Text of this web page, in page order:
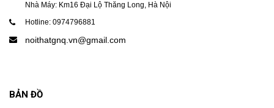
Nhà Máy: Km16 Đại Lộ Thăng Long, Hà Nội
Hotline: 0974796881
noithatgnq.vn@gmail.com
BẢN ĐỒ